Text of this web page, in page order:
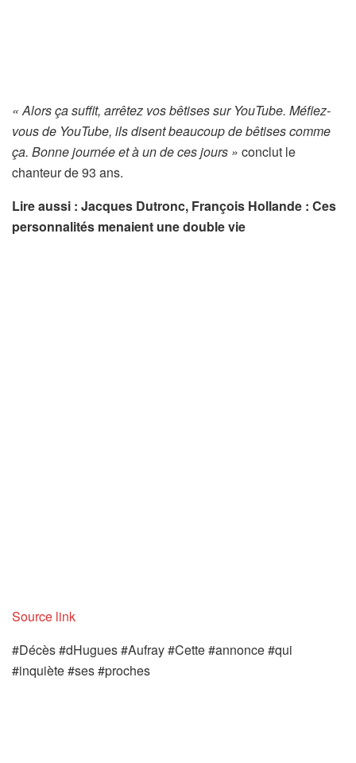
« Alors ça suffit, arrêtez vos bêtises sur YouTube. Méfiez-
vous de YouTube, ils disent beaucoup de bêtises comme
ça. Bonne journée et à un de ces jours » conclut le
chanteur de 93 ans.
Lire aussi : Jacques Dutronc, François Hollande : Ces
personnalités menaient une double vie
Source link
#Décès #dHugues #Aufray #Cette #annonce #qui
#inquiète #ses #proches